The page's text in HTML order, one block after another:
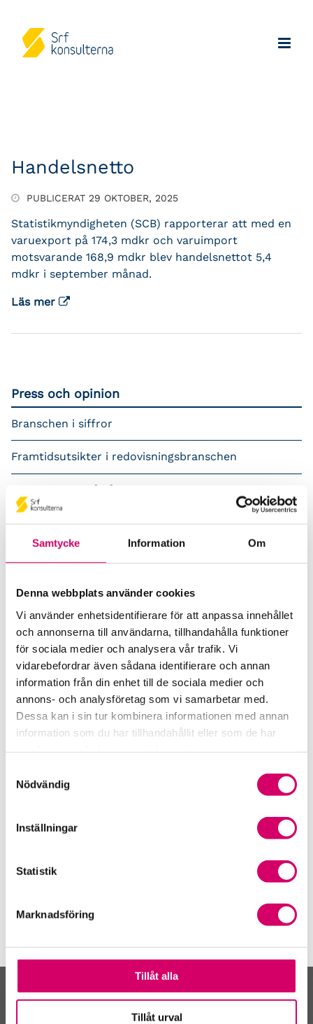
Samtycke Information Om
Denna webbplats använder cookies
Vi använder enhetsidentifierare för att anpassa innehållet
och annonserna till användarna, tillhandahålla funktioner
för sociala medier och analysera vår trafik. Vi
vidarebefordrar även sådana identifierare och annan
information från din enhet till de sociala medier och
annons- och analysföretag som vi samarbetar med.
Dessa kan i sin tur kombinera informationen med annan
information som du har tillhandahållit eller som de har
Nödvändig
Inställningar
Statistik
Marknadsföring
Tillåt alla
Tillåt urval
Handelsnetto
PUBLICERAT 29 OKTOBER, 2025
Statistikmyndigheten (SCB) rapporterar att med en
varuexport på 174,3 mdkr och varuimport
motsvarande 168,9 mdkr blev handelsnettot 5,4
mdkr i september månad.
Läs mer
Press och opinion
Branschen i siffror
Framtidsutsikter i redovisningsbranschen
Prenumerera på våra nyhetsbrev
Pressrum
Remisser
Samverkan med myndigheter och organisationer
Srf Fokusrapport 2024 – insikter för hållbart
företagande
Våra nyhetskanaler
Tidningen Konsulten
Öppet brev till Myndigheten för yrkeshögskolan
Framtidsutsikter i lönebranschen
Kalendarium